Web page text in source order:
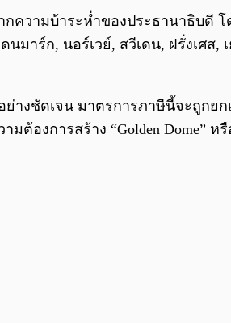
ความบ้าระห่ำของประธานาธิบดี
นมาร์ก, นอร์เวย์, สวีเดน, ฝรั่งเศ
างชัดเจน มาตรการภาษีนี้จะถูกยก
มต้องการสร้าง “Golden Dome”